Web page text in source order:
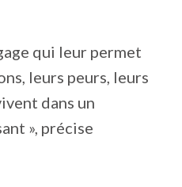
qui leur permet
leurs peurs, leurs
dans un
», précise